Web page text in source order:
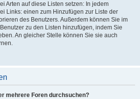
Arten auf diese Listen setzen: In jedem
Links: einen zum Hinzufügen zur Liste der
des Benutzers. Außerdem können Sie im
zu den Listen hinzufügen, indem Sie
An gleicher Stelle können Sie sie auch
mehrere Foren durchsuchen?